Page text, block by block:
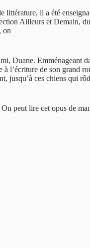
il a été
Ailleurs et Demain,
on
Duane. Emménageant
l’écriture de son grand
jusqu’à ces chiens qui
peut lire cet opus de